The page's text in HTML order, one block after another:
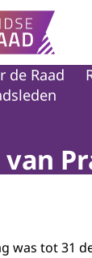
van
de Raad
van Praag
was tot 31